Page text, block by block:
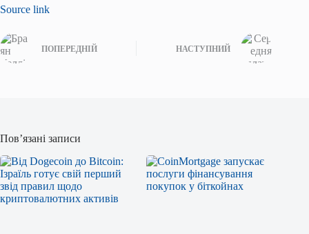
Source link
ПОПЕРЕДНІЙ НАСТУПНИЙ
Пов’язані записи